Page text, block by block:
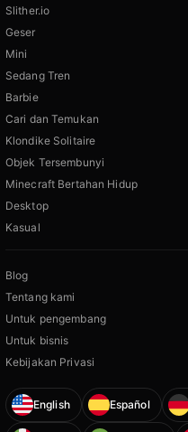
Slither.io
Geser
Mini
Sedang Tren
Barbie
Cari dan Temukan
Klondike Solitaire
Objek Tersembunyi
Minecraft Bertahan Hidup
Desktop
Kasual
Blog
Tentang kami
Untuk pengembang
Untuk bisnis
Kebijakan Privasi
English Español